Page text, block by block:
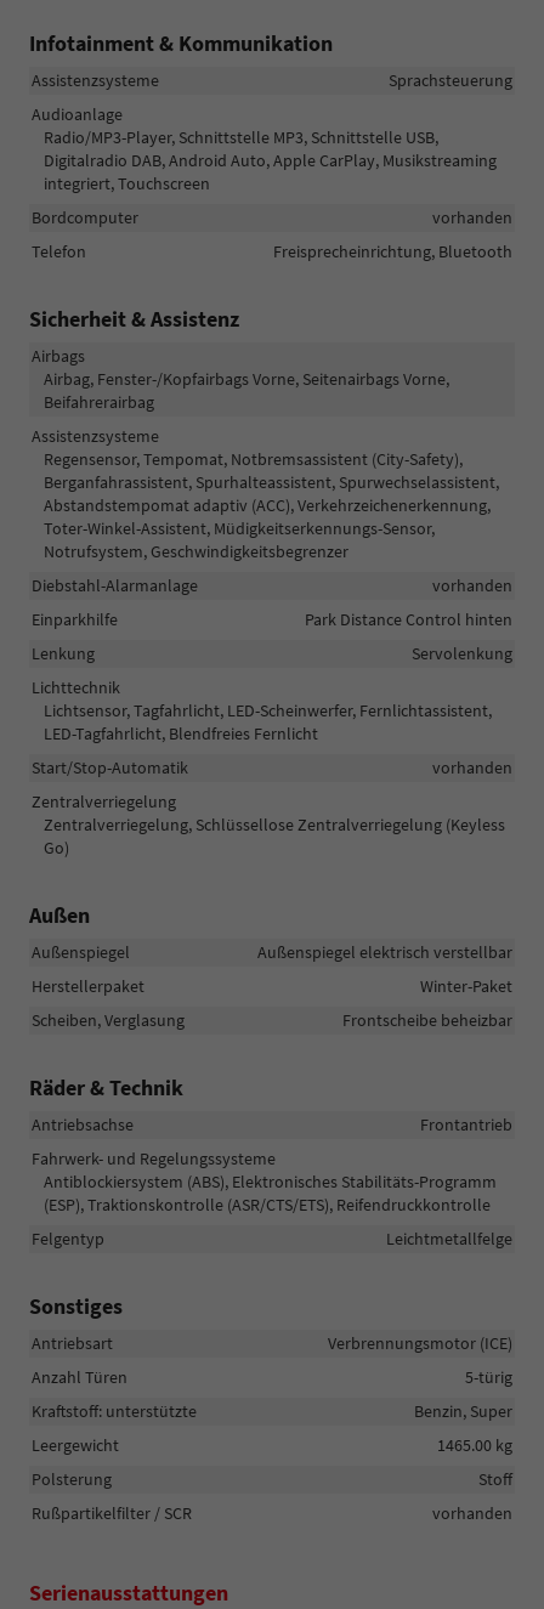
Infotainment & Kommunikation
Assistenzsysteme
Sprachsteuerung
Audioanlage
Radio/MP3-Player, Schnittstelle MP3, Schnittstelle USB,
Digitalradio DAB, Android Auto, Apple CarPlay, Musikstreaming
integriert, Touchscreen
Bordcomputer
vorhanden
Telefon
Freisprecheinrichtung, Bluetooth
Sicherheit & Assistenz
Airbags
Airbag, Fenster-/Kopfairbags Vorne, Seitenairbags Vorne,
Beifahrerairbag
Assistenzsysteme
Regensensor, Tempomat, Notbremsassistent (City-Safety),
Berganfahrassistent, Spurhalteassistent, Spurwechselassistent,
Abstandstempomat adaptiv (ACC), Verkehrzeichenerkennung,
Toter-Winkel-Assistent, Müdigkeitserkennungs-Sensor,
Notrufsystem, Geschwindigkeitsbegrenzer
Diebstahl-Alarmanlage
vorhanden
Einparkhilfe
Park Distance Control hinten
Lenkung
Servolenkung
Lichttechnik
Lichtsensor, Tagfahrlicht, LED-Scheinwerfer, Fernlichtassistent,
LED-Tagfahrlicht, Blendfreies Fernlicht
Start/Stop-Automatik
vorhanden
Zentralverriegelung
Zentralverriegelung, Schlüssellose Zentralverriegelung (Keyless
Go)
Außen
Außenspiegel
Außenspiegel elektrisch verstellbar
Herstellerpaket
Winter-Paket
Scheiben, Verglasung
Frontscheibe beheizbar
Räder & Technik
Antriebsachse
Frontantrieb
Fahrwerk- und Regelungssysteme
Antiblockiersystem (ABS), Elektronisches Stabilitäts-Programm
(ESP), Traktionskontrolle (ASR/CTS/ETS), Reifendruckkontrolle
Felgentyp
Leichtmetallfelge
Sonstiges
Antriebsart
Verbrennungsmotor (ICE)
Anzahl Türen
5-türig
Kraftstoff: unterstützte
Benzin, Super
Leergewicht
1465.00 kg
Polsterung
Stoff
Rußpartikelfilter / SCR
vorhanden
Serienausstattungen